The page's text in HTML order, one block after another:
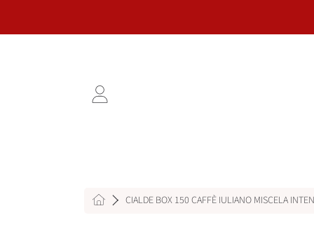
ACCEDI
HOMECIALDE BOX 150 CAFFÈ IULIANO MISCELA